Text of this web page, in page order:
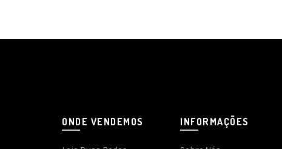
ONDE VENDEMOS INFORMAÇÕES